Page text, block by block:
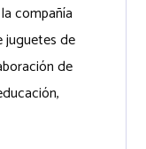
compañía
juguetes de
de